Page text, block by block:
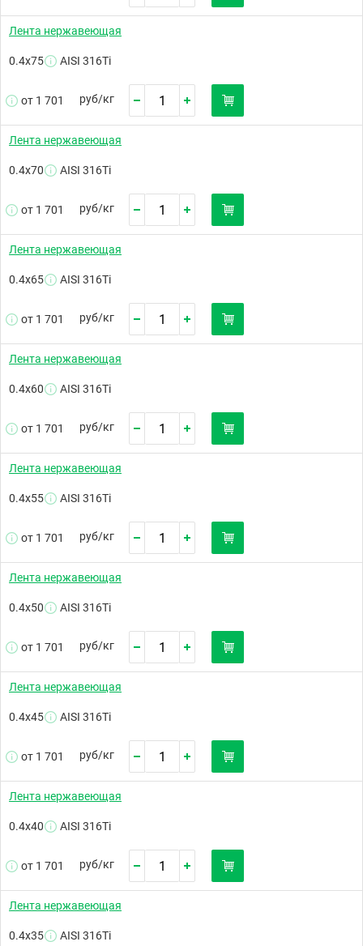
Лента нержавеющая
0.4х75 AISI 316Ti
от 1 701 руб/кг
Лента нержавеющая
0.4х70 AISI 316Ti
от 1 701 руб/кг
Лента нержавеющая
0.4х65 AISI 316Ti
от 1 701 руб/кг
Лента нержавеющая
0.4х60 AISI 316Ti
от 1 701 руб/кг
Лента нержавеющая
0.4х55 AISI 316Ti
от 1 701 руб/кг
Лента нержавеющая
0.4х50 AISI 316Ti
от 1 701 руб/кг
Лента нержавеющая
0.4х45 AISI 316Ti
от 1 701 руб/кг
Лента нержавеющая
0.4х40 AISI 316Ti
от 1 701 руб/кг
Лента нержавеющая
0.4х35 AISI 316Ti